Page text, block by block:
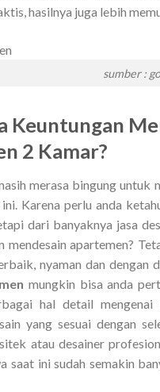
hasilnya juga lebih
sumber :
Keuntungan
2 Kamar?
merasa bingung
Karena perlu anda
dari banyaknya jasa
mendesain apartemen?
nyaman dan dengan
mungkin bisa anda
hal detail
yang sesuai dengan
atau desainer
saat ini sudah semakin